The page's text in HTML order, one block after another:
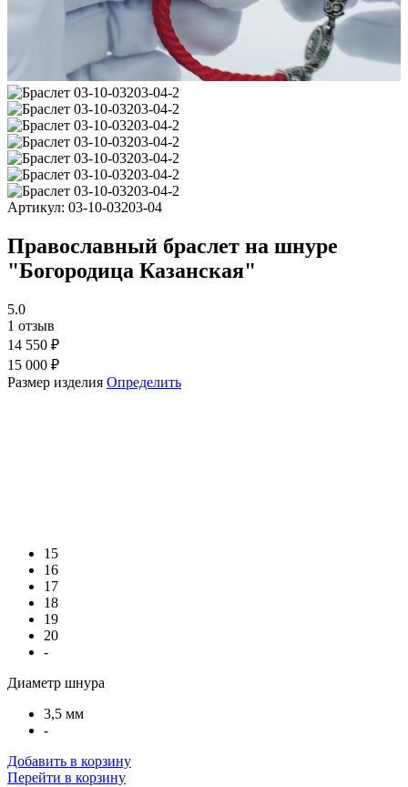
Артикул: 03-10-03203-04
Православный браслет на шнуре
"Богородица Казанская"
5.0
1 отзыв
14 550 ₽
15 000 ₽
Размер изделия Определить
15
16
17
18
19
20
-
Диаметр шнура
3,5 мм
-
Добавить в корзину
Перейти в корзину